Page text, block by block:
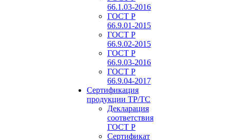
66.1.03-2016
ГОСТ Р
66.9.01-2015
ГОСТ Р
66.9.02-2015
ГОСТ Р
66.9.03-2016
ГОСТ Р
66.9.04-2017
Сертификация
продукции ТР/ТС
Декларация
соответствия
ГОСТ Р
Сертификат